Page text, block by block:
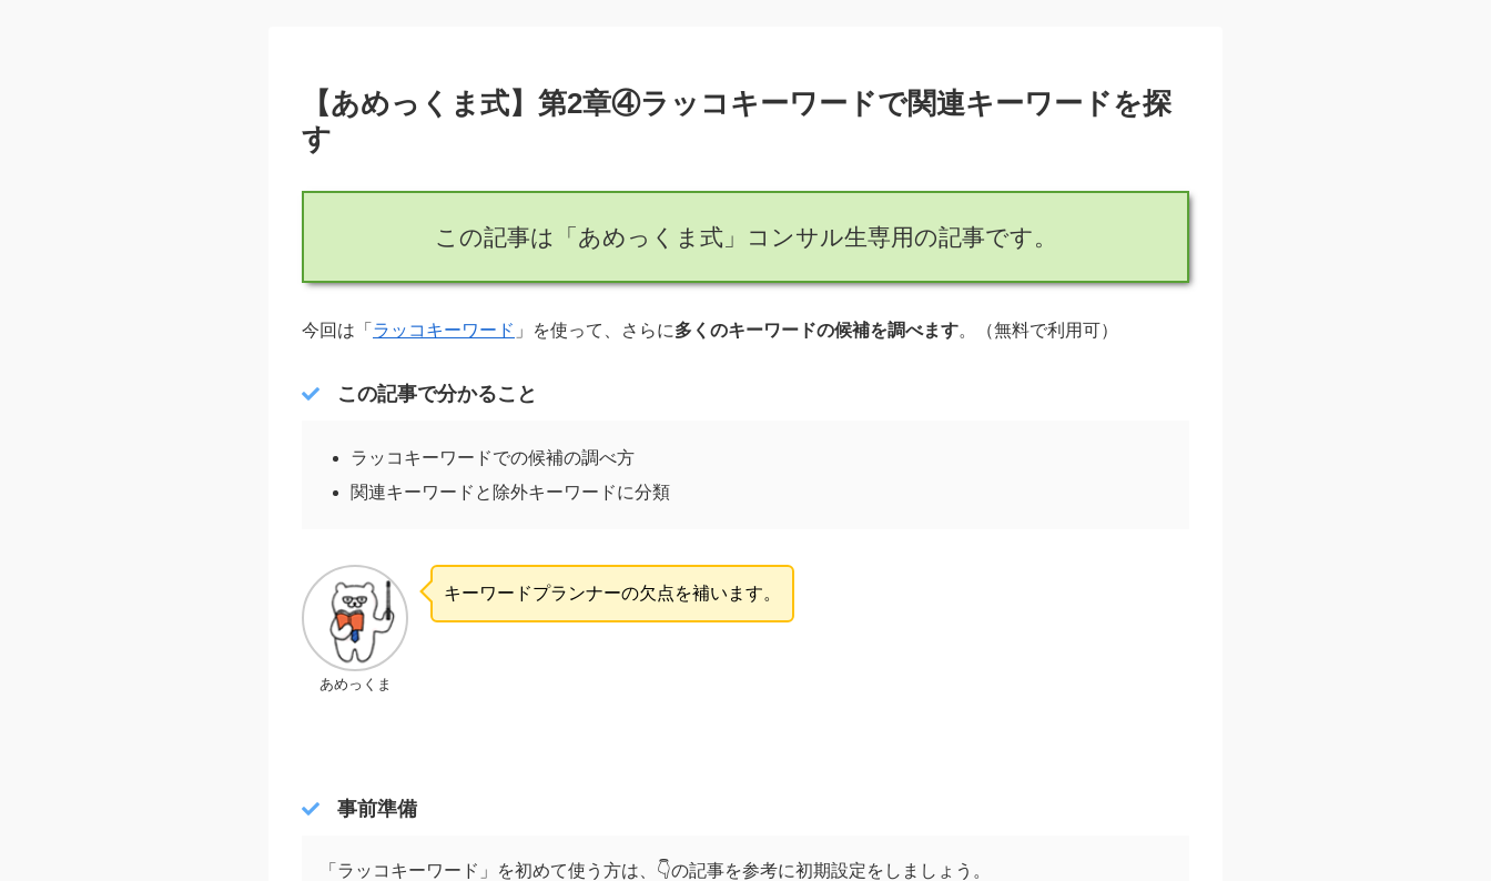
【あめっくま式】第2章④ラッコキーワードで関連キーワードを探
す
この記事は「あめっくま式」コンサル生専用の記事です。
今回は「 ラッコキーワード 」を使って、さらに多くのキーワードの候補を調べます。（無料で利用可）
この記事で分かること
ラッコキーワードでの候補の調べ方
関連キーワードと除外キーワードに分類
あめっくま
キーワードプランナーの欠点を補います。
事前準備
「ラッコキーワード」を初めて使う方は、👇の記事を参考に初期設定をしましょう。